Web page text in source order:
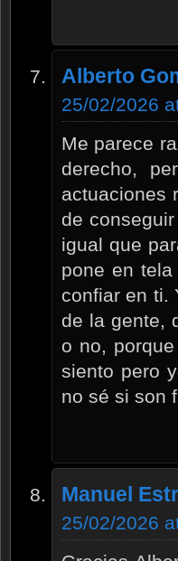
Alberto
25/02/2026
Me parece
derecho,
actuaciones
de
igual que
pone en
confiar en ti.
de la gente,
o no,
siento pero
no sé si son
Manuel
25/02/2026